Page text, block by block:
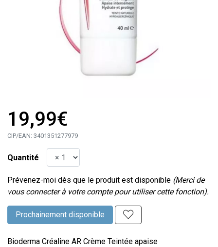
19,99€
CIP/EAN: 3401351277979
Quantité
Prévenez-moi dès que le produit est disponible (Merci de
vous connecter à votre compte pour utiliser cette fonction).
Prochainement disponible
Bioderma Créaline AR Crème Teintée apaise